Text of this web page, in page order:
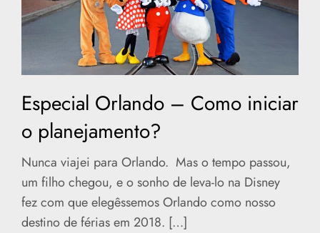
Especial Orlando – Como iniciar
o planejamento?
Nunca viajei para Orlando. Mas o tempo passou,
um filho chegou, e o sonho de leva-lo na Disney
fez com que elegêssemos Orlando como nosso
destino de férias em 2018. […]